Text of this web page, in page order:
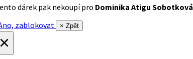
dárek pak nekoupí pro Dominika Atigu Sobotková
zablokovat
× Zpět